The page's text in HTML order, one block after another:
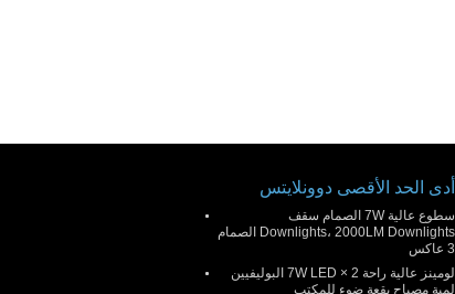
أدى الحد الأقصى دوونلايتس
سطوع عالية 7W الصمام سقف
Downlights، 2000LM Downlights الصمام
3 عاكس
لومينز عالية راحة 2 × 7W LED البوليفيين
لمبة مصباح بقعة ضوء للمكتب